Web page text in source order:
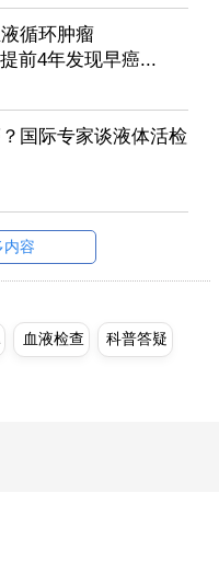
循环肿瘤
前4年发现早癌...
国际专家谈液体活检
内容
血液检查 科普答疑